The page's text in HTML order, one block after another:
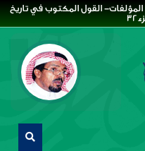
القول المكتوب في تاريخ